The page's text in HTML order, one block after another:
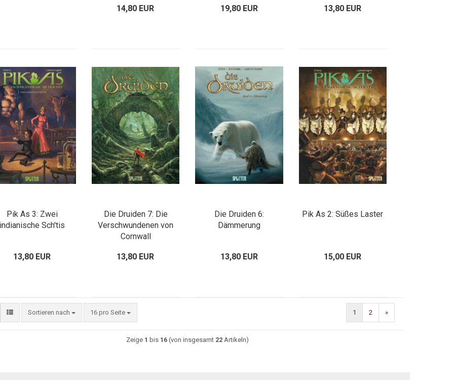
14,80 EUR 19,80 EUR 13,80 EUR
Pik As 3: Zwei
Sch'tis
13,80 EUR
Die Druiden 7: Die
Verschwundenen von
Cornwall
13,80 EUR
Die Druiden 6:
Dämmerung
13,80 EUR
Pik As 2: Süßes Laster
15,00 EUR
Sortieren nach 16 pro Seite 1 2 »
Zeige 1 bis 16 (von insgesamt 22 Artikeln)